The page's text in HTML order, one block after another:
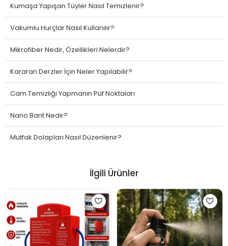
Kumaşa Yapışan Tüyler Nasıl Temizlenir?
Vakumlu Hurçlar Nasıl Kullanılır?
Mikrofiber Nedir, Özellikleri Nelerdir?
Kararan Derzler İçin Neler Yapılabilir?
Cam Temizliği Yapmanın Püf Noktaları
Nano Bant Nedir?
Mutfak Dolapları Nasıl Düzenlenir?
İlgili Ürünler